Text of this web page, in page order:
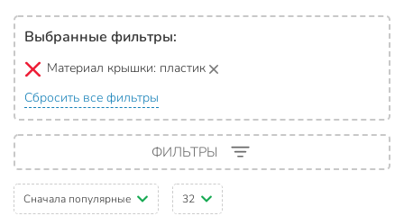
Выбранные фильтры:
Материал крышки: пластик
Сбросить все фильтры
ФИЛЬТРЫ
Сначала популярные 32